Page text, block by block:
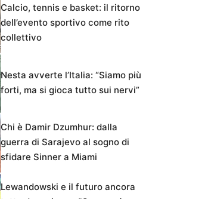
Calcio, tennis e basket: il ritorno
dell’evento sportivo come rito
collettivo
Nesta avverte l’Italia: “Siamo più
forti, ma si gioca tutto sui nervi”
Chi è Damir Dzumhur: dalla
guerra di Sarajevo al sogno di
sfidare Sinner a Miami
Lewandowski e il futuro ancora